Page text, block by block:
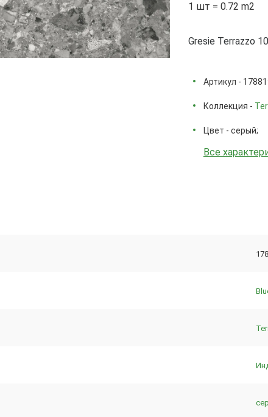
1 шт = 0.72 m2
Gresie Terrazzo
Артикул -
Коллекция -
Цвет - серый;
Все